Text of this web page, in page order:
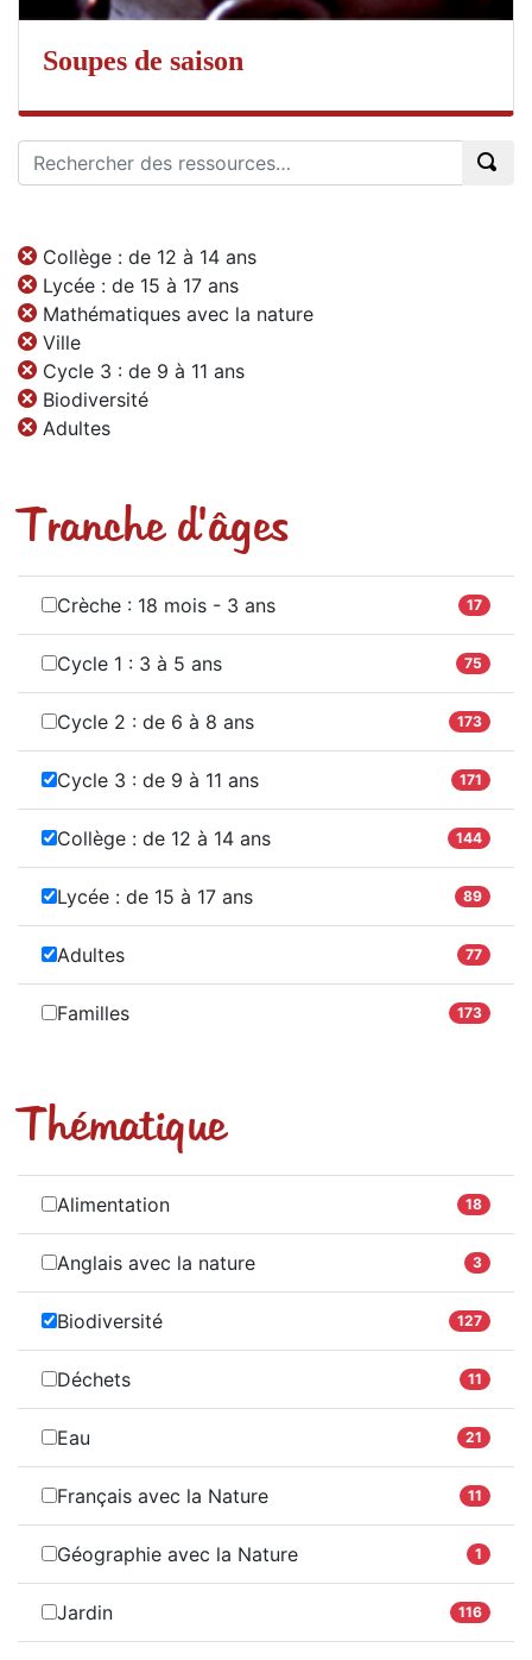
Soupes de saison
Collège : de 12 à 14 ans
Lycée : de 15 à 17 ans
Mathématiques avec la nature
Ville
Cycle 3 : de 9 à 11 ans
Biodiversité
Adultes
Tranche d'âges
Crèche : 18 mois - 3 ans 17
Cycle 1 : 3 à 5 ans 75
Cycle 2 : de 6 à 8 ans 173
Cycle 3 : de 9 à 11 ans 171
Collège : de 12 à 14 ans 144
Lycée : de 15 à 17 ans 89
Adultes 77
Familles 173
Thématique
Alimentation 18
Anglais avec la nature 3
Biodiversité 127
Déchets 11
Eau 21
Français avec la Nature 11
Géographie avec la Nature 1
Jardin 116